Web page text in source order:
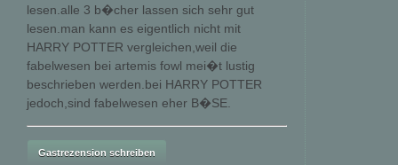
lesen.alle 3 b�cher lassen sich sehr gut
lesen.man kann es eigentlich nicht mit
HARRY POTTER vergleichen,weil die
fabelwesen bei artemis fowl mei�t lustig
beschrieben werden.bei HARRY POTTER
jedoch,sind fabelwesen eher B�SE.